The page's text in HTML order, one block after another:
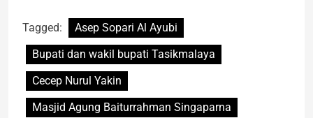
Tagged:
Asep Sopari Al Ayubi
Bupati dan wakil bupati Tasikmalaya
Cecep Nurul Yakin
Masjid Agung Baiturrahman Singaparna